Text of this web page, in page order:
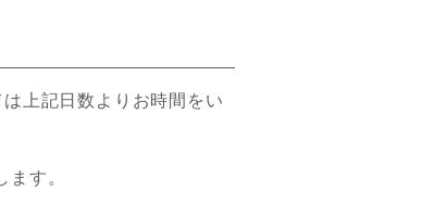
上記日数よりお時間をい
す。